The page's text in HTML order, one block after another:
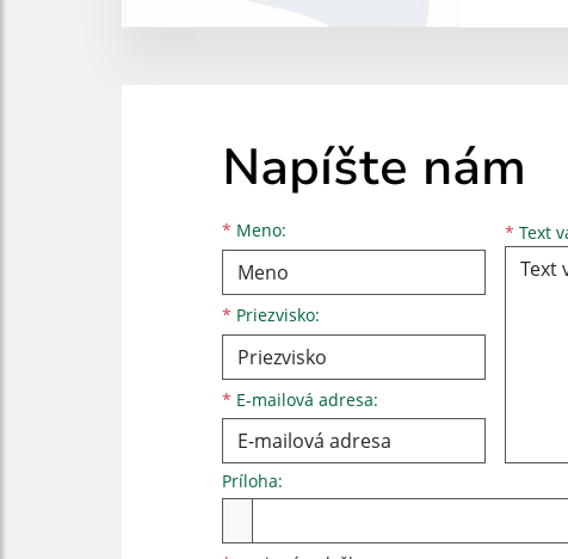
Napíšte nám
* Meno:
Meno
* Priezvisko:
Priezvisko
* E-mailová adresa:
E-mailová adresa * Text
Príloha: